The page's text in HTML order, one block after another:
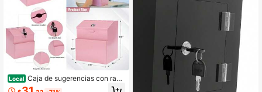
Local Caja de sugerencias con ranu
ra y cerradura y 50 hojas de sugere